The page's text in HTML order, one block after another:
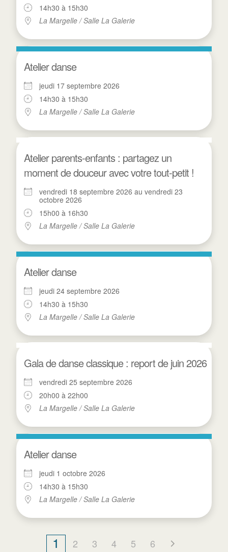
14h30 à 15h30
La Margelle / Salle La Galerie
Atelier danse
jeudi 17 septembre 2026
14h30 à 15h30
La Margelle / Salle La Galerie
Atelier parents-enfants : partagez un
moment de douceur avec votre tout-petit !
vendredi 18 septembre 2026 au vendredi 23
octobre 2026
15h00 à 16h30
La Margelle / Salle La Galerie
Atelier danse
jeudi 24 septembre 2026
14h30 à 15h30
La Margelle / Salle La Galerie
Gala de danse classique : report de juin 2026
vendredi 25 septembre 2026
20h00 à 22h00
La Margelle / Salle La Galerie
Atelier danse
jeudi 1 octobre 2026
14h30 à 15h30
La Margelle / Salle La Galerie
1 2 3 4 5 6